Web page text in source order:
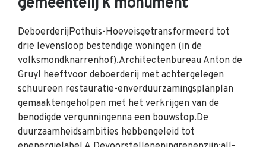
DeboerderijPothuis-Hoeveisgetransformeerd tot
drie levensloop bestendige woningen (in de
volksmondknarrenhof).Architectenbureau Anton de
Gruyl heeftvoor deboerderij met achtergelegen
schuureen restauratie-enverduurzamingsplanplan
gemaaktengeholpen met het verkrijgen van de
benodigde vergunningenna een bouwstop.De
duurzaamheidsambities hebbengeleid tot